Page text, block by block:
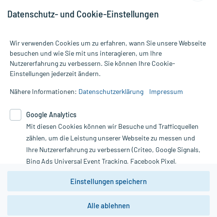
Alle Preise gelten inkl. MwSt., ggf. zzgl. Versandkosten
Informationen auf dieser Website werden ausschließlich für
die Untersuchung und Behandlung durch einen Arzt. Bitte
Therapien eingeleitet werden können. | Diese Webseite benutzt
Google Analytics. Lesen Sie bitte dazu die wichtigen Hinweise in
unserer Datenschutzerklärung. Für den Widerruf einer Bestellung
nutzen Sie das Formular:
Vertrag widerrufen
*Hinweise zu unseren Aktionen und Bewertungen
Datenschutz- und Cookie-Einstellungen
Wir verwenden Cookies um zu erfahren, wann Sie unsere Webseite
besuchen und wie Sie mit uns interagieren, um Ihre
Nutzererfahrung zu verbessern. Sie können Ihre Cookie-
Einstellungen jederzeit ändern.
Nähere Informationen: Datenschutzerklärung Impressum
Google Analytics
Mit diesen Cookies können wir Besuche und Trafficquellen
zählen, um die Leistung unserer Webseite zu messen und
Ihre Nutzererfahrung zu verbessern (Criteo, Google Signals,
Bing Ads Universal Event Tracking, Facebook Pixel,
Youtube-Social Plugin).
Wir weisen darauf hin, dass die
zwingend den Europäischen Anforderungen gem. EU-
DSGVO genügen und ein Datentransfer in Drittstaaten bzw.
Einstellungen speichern
Alle ablehnen